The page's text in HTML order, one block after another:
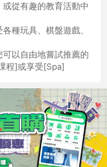
從有趣的教育活動中
種玩具、棋盤遊戲、
以自由地嘗試推薦的
程]或享受[Spa]